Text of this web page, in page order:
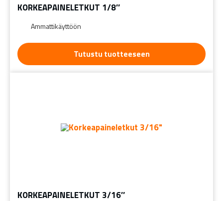
KORKEAPAINELETKUT 1/8″
Ammattikäyttöön
Tutustu tuotteeseen
KORKEAPAINELETKUT 3/16″